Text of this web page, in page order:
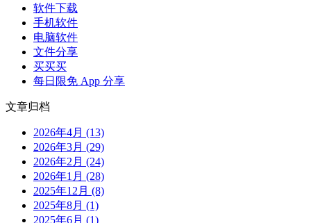
软件下载
手机软件
电脑软件
文件分享
买买买
每日限免 App 分享
文章归档
2026年4月 (13)
2026年3月 (29)
2026年2月 (24)
2026年1月 (28)
2025年12月 (8)
2025年8月 (1)
2025年6月 (1)